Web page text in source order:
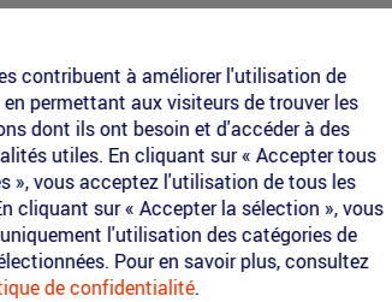
contribuent à améliorer l'utilisation de
en permettant aux visiteurs de trouver les
dont ils ont besoin et d'accéder à des
utiles. En cliquant sur « Accepter tous
», vous acceptez l'utilisation de tous les
cliquant sur « Accepter la sélection », vous
l'utilisation des catégories de
Pour en savoir plus, consultez
de confidentialité.
contenter d’afficher votre logo quand
urbaine créent une interaction
le sol 80% du temps).
expérience utile ou ludique.